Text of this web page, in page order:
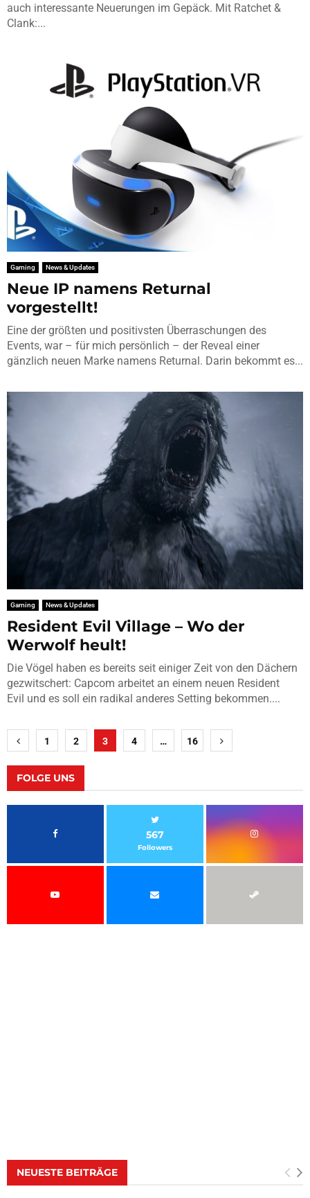
auch interessante Neuerungen im Gepäck. Mit Ratchet &
Clank:...
Gaming News & Updates
Neue IP namens Returnal
vorgestellt!
Eine der größten und positivsten Überraschungen des
Events, war – für mich persönlich – der Reveal einer
gänzlich neuen Marke namens Returnal. Darin bekommt es...
Gaming News & Updates
Resident Evil Village – Wo der
Werwolf heult!
Die Vögel haben es bereits seit einiger Zeit von den Dächern
gezwitschert: Capcom arbeitet an einem neuen Resident
Evil und es soll ein radikal anderes Setting bekommen....
Seitennummerierung
der
Beiträge
1 2 3 4 … 16
FOLGE UNS
567
Followers
NEUESTE BEITRÄGE